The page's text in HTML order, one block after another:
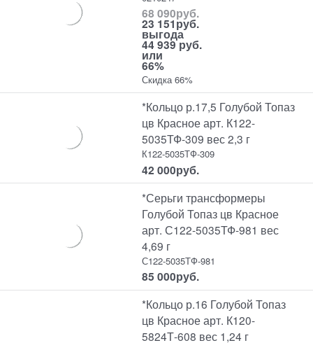
68 090руб.
23 151руб.
выгода
44 939 руб.
или
66%
Скидка 66%
*Кольцо р.17,5 Голубой Топаз
цв Красное арт. К122-
5035ТФ-309 вес 2,3 г
К122-5035ТФ-309
42 000руб.
*Серьги трансформеры
Голубой Топаз цв Красное
арт. С122-5035ТФ-981 вес
4,69 г
С122-5035ТФ-981
85 000руб.
*Кольцо р.16 Голубой Топаз
цв Красное арт. К120-
5824Т-608 вес 1,24 г